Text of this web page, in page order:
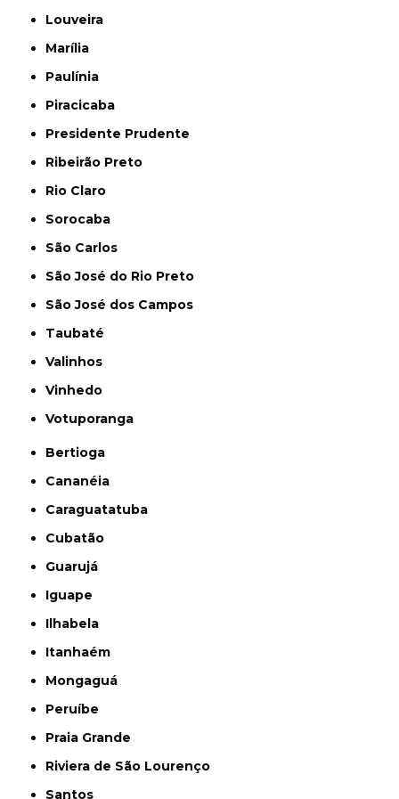
Louveira
Marília
Paulínia
Piracicaba
Presidente Prudente
Ribeirão Preto
Rio Claro
Sorocaba
São Carlos
São José do Rio Preto
São José dos Campos
Taubaté
Valinhos
Vinhedo
Votuporanga
Bertioga
Cananéia
Caraguatatuba
Cubatão
Guarujá
Iguape
Ilhabela
Itanhaém
Mongaguá
Peruíbe
Praia Grande
Riviera de São Lourenço
Santos